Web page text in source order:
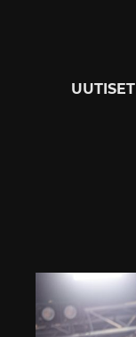
UUTISET